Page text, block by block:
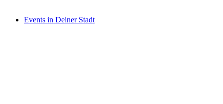
Events in Deiner Stadt